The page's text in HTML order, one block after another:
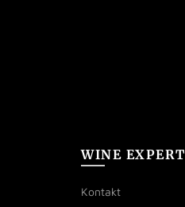
WINE EXPERT
Kontakt